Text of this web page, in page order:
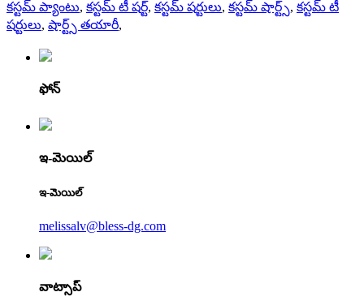
కస్టమ్ ప్యాంటు, కస్టమ్ టీ షర్ట్, కస్టమ్ షర్టులు, కస్టమ్ షార్ట్స్, కస్టమ్ టీ
షర్టులు, షార్ట్స్ తయారీ,
ఫోన్
ఇ-మెయిల్
ఇ-మెయిల్
melissalv@bless-dg.com
వాట్సాప్